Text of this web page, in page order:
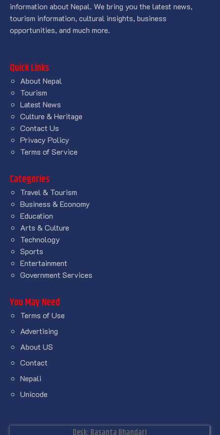
information about Nepal. We bring you the latest news,
tourism information, cultural insights, business
opportunities, and much more.
Quick Links
About Nepal
Tourism
Latest News
Culture & Heritage
Contact Us
Privacy Policy
Terms of Service
Categories
Travel & Tourism
Business & Economy
Education
Arts & Culture
Technology
Sports
Entertainment
Government Services
You May Need
Terms of Use
Advertising
About US
Contact
Nepali
Unicode